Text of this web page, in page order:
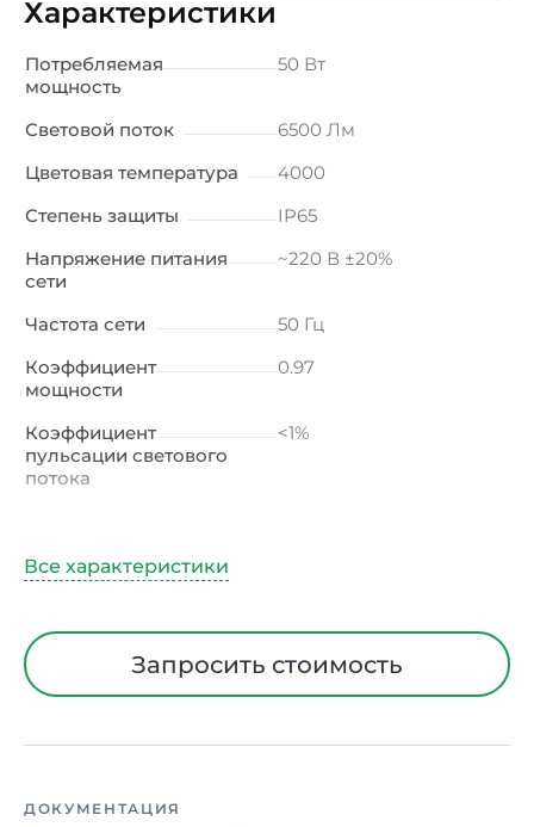
Характеристики
Потребляемая
мощность
50 Вт
Световой поток
6500 Лм
Цветовая температура
4000
Степень защиты
IP65
Напряжение питания
сети
~220 В ±20%
Частота сети
50 Гц
Коэффициент
мощности
0.97
Коэффициент
пульсации светового
потока
<1%
Климатическое
Диапазон рабочих
температур
Ширина
Запросить стоимость
ДОКУМЕНТАЦИЯ